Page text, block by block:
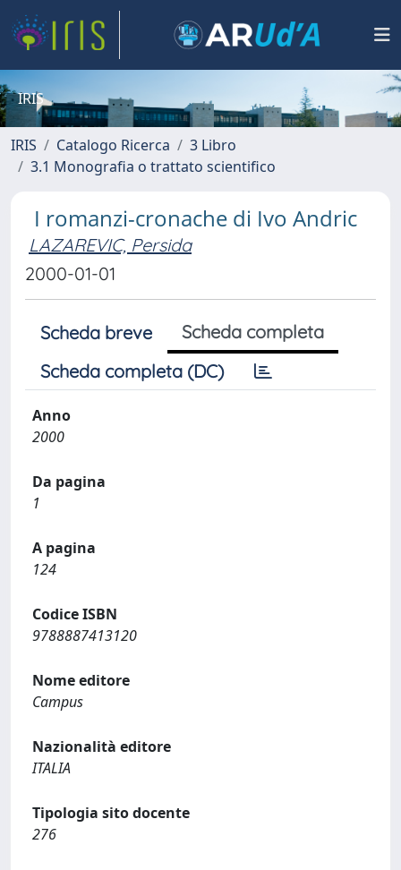
IRIS
IRIS Catalogo Ricerca
3 Libro
3.1 Monografia o trattato scientifico
I romanzi-cronache di Ivo Andric
LAZAREVIC, Persida
2000-01-01
Scheda breve
Scheda completa
Scheda completa (DC)
Anno
2000
Da pagina
1
A pagina
124
Codice ISBN
9788887413120
Nome editore
Campus
Nazionalità editore
ITALIA
Tipologia sito docente
276